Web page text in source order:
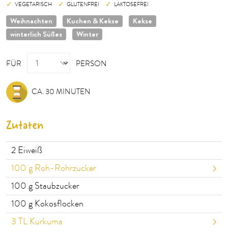
VEGETARISCH GLUTENFREI LAKTOSEFREI
Weihnachten Kuchen & Kekse
Kekse
winterlich Süßes
Winter
FÜR
PERSON
PERSON
CA. 30 MINUTEN
Zutaten
2 Eiweiß
100 g Roh-Rohrzucker
100 g Staubzucker
100 g Kokosflocken
3 TL Kurkuma